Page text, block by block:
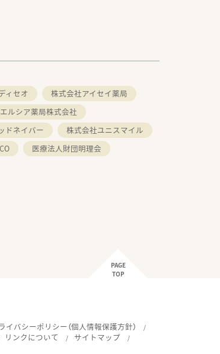
ィセオ
株式会社アイセイ薬局
ルシア薬局株式会社
ドネイバー
株式会社ユニスマイル
医療法人財団明理会
PAGE
TOP
イバシーポリシー（個人情報保護方針）
リンクについて
サイトマップ